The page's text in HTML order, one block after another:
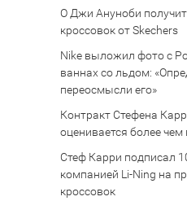
О Джи Ануноби
кроссовок от Skechers
Nike выложил фото с
ваннах со льдом:
переосмысли его»
Контракт Стефена
оценивается более
Стеф Карри подписал
компанией Li-Ning на
кроссовок